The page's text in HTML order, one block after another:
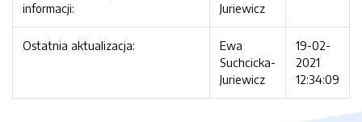
informacji:
Juriewicz
Ostatnia aktualizacja:
Ewa
Suchcicka-
Juriewicz
19-02-
2021
12:34:09